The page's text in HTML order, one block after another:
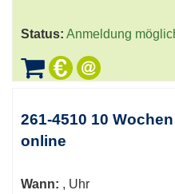
Status: Anmeldung
261-4510 10
online
Wann: , Uhr